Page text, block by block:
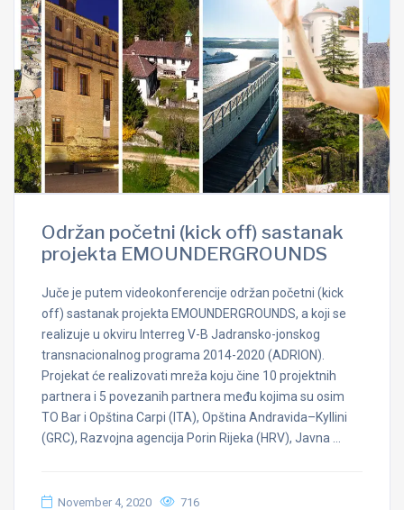
Održan početni (kick off) sastanak
projekta EMOUNDERGROUNDS
Juče je putem videokonferencije održan početni (kick
off) sastanak projekta EMOUNDERGROUNDS, a koji se
realizuje u okviru Interreg V-B Jadransko-jonskog
transnacionalnog programa 2014-2020 (ADRION).
Projekat će realizovati mreža koju čine 10 projektnih
partnera i 5 povezanih partnera među kojima su osim
TO Bar i Opština Carpi (ITA), Opština Andravida–Kyllini
(GRC), Razvojna agencija Porin Rijeka (HRV), Javna …
November 4, 2020
716